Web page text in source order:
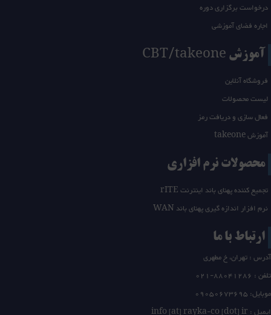
درخواست برگزاری دوره
اجاره فضای آموزشی
آموزش CBT/takeone
فروشگاه آنلاین
لیست محصولات
فعال سازی و دریافت رمز
آموزش takeone
محصولات نرم افزاری
تجمیع کننده پهنای باند اینترنت rITE
نرم افزار اندازه گیری پهنای باند WAN
ارتباط با ما
آدرس : تهران، خ مطهری
تلفن : 21-88041286
0
موبایل: 09050673695
ایمیل : info [at] rayka-co [dot] ir